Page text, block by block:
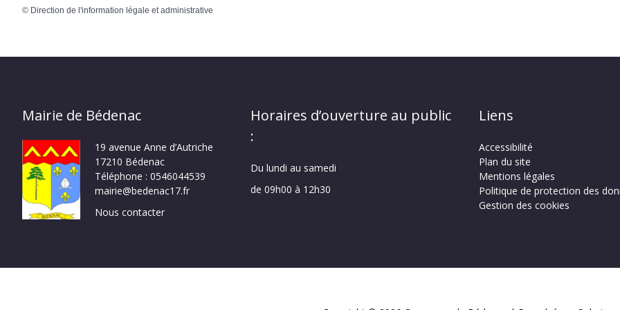
© Direction de l'information légale et administrative
Mairie de Bédenac
19 avenue Anne d’Autriche
17210 Bédenac
Téléphone : 0546044539
mairie@bedenac17.fr
Nous contacter
Horaires d’ouverture au public
:
Du lundi au samedi
de 09h00 à 12h30
Liens
Accessibilité
Plan du site
Mentions légales
Politique de protection des
Gestion des cookies